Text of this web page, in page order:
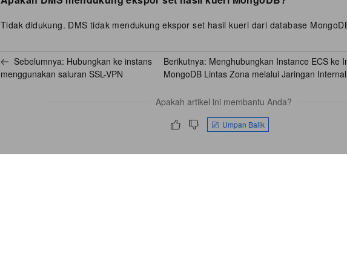
Tidak didukung. DMS tidak mendukung ekspor set hasil kueri dari database
Sebelumnya: Hubungkan ke instans
menggunakan saluran SSL-VPN
Berikutnya: Menghubungkan Instance ECS ke
MongoDB Lintas Zona melalui Jaringan Internal
Apakah artikel ini membantu Anda?
Umpan Balik